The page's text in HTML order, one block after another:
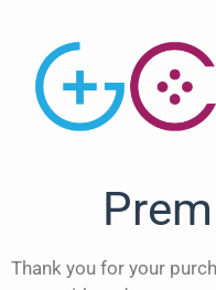
Thank you for your